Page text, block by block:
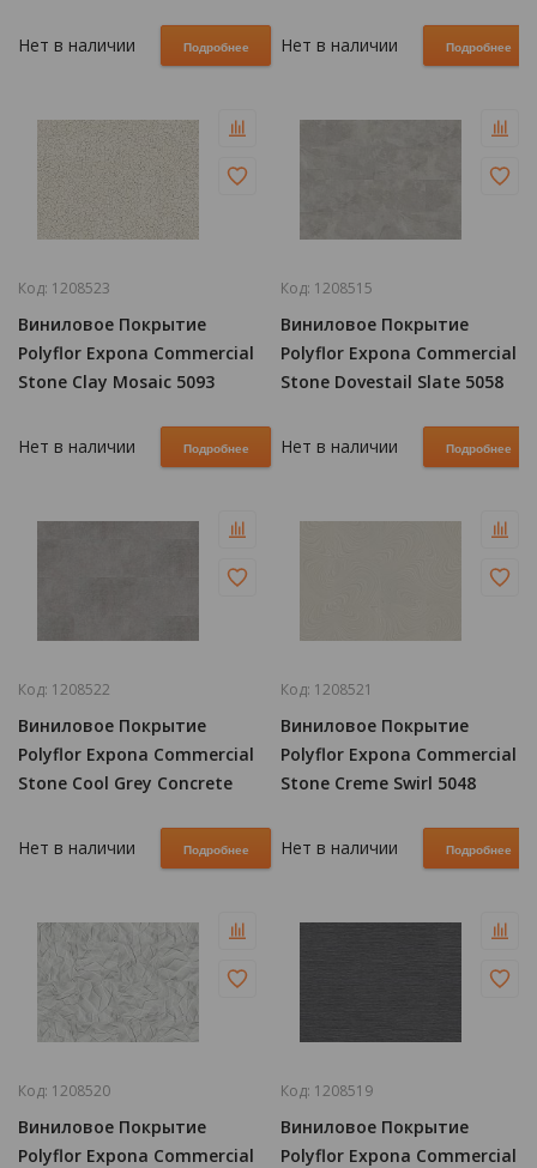
Нет в наличии Подробнее Нет в наличии Подробнее
Код: 1208523
Виниловое Покрытие
Polyflor Expona Commercial
Stone Clay Mosaic 5093
Нет в наличии Подробнее
Код: 1208515
Виниловое Покрытие
Polyflor Expona Commercial
Stone Dovestail Slate 5058
Нет в наличии Подробнее
Код: 1208522
Виниловое Покрытие
Polyflor Expona Commercial
Stone Cool Grey Concrete
Нет в наличии
Подробнее
Код: 1208521
Виниловое Покрытие
Polyflor Expona Commercial
Stone Creme Swirl 5048
Нет в наличии Подробнее
Код: 1208520
Виниловое Покрытие
Polyflor Expona Commercial
Код: 1208519
Виниловое Покрытие
Polyflor Expona Commercial